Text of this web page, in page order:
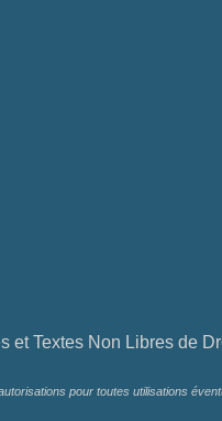
et Textes Non Libres de
pour toutes utilisations